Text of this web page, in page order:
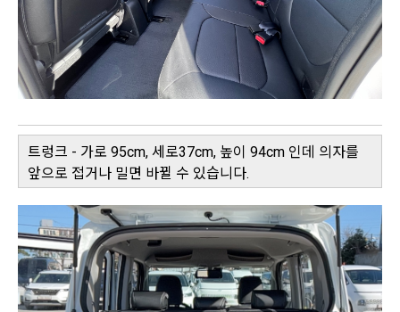
트렁크 - 가로 95cm, 세로37cm, 높이 94cm 인데 의자를
앞으로 접거나 밀면 바뀔 수 있습니다.